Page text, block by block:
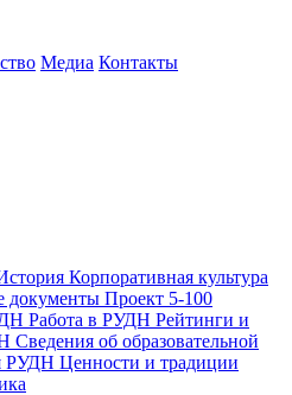
Медиа Контакты
Корпоративная культура
документы Проект 5-100
Работа в РУДН Рейтинги и
Сведения об образовательной
РУДН Ценности и традиции